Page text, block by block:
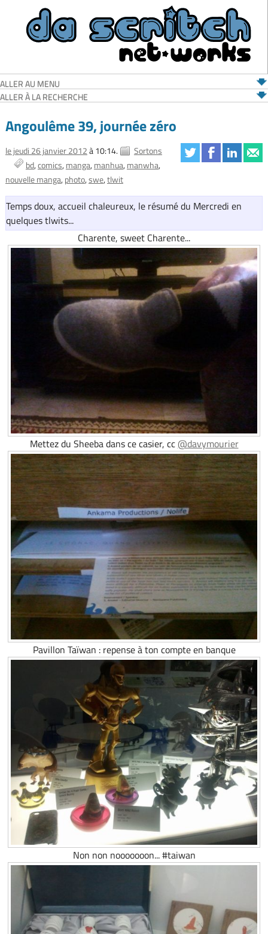
ALLER AU MENU
ALLER À LA RECHERCHE
Angoulême 39, journée zéro
le jeudi 26 janvier 2012à 10:14.
Sortons
bd comics manga manhua manwha
nouvelle manga photo swe tlwit
Temps doux, accueil chaleureux, le résumé du Mercredi en
quelques tlwits...
Charente, sweet Charente...
Mettez du Sheeba dans ce casier, cc@davymourier
Pavillon Taïwan : repense à ton compte en banque
Non non nooooooon... #taiwan